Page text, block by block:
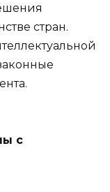
стран.
с